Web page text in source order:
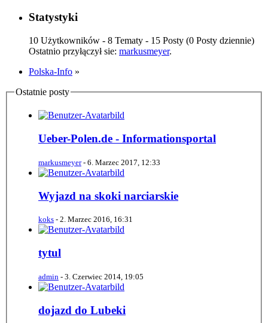
Statystyki
10 Użytkowników - 8 Tematy - 15 Posty (0 Posty dziennie)
Ostatnio przyłączył sie: markusmeyer.
Polska-Info »
Ostatnie posty
Ueber-Polen.de - Informationsportal
markusmeyer- 6. Marzec 2017, 12:33
Wyjazd na skoki narciarskie
koks - 2. Marzec 2016, 16:31
tytul
admin - 3. Czerwiec 2014, 19:05
dojazd do Lubeki